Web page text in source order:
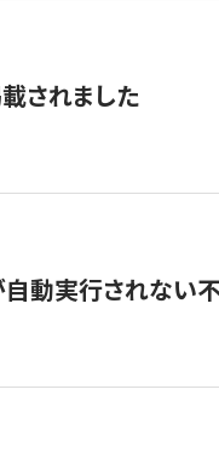
されました
動実行されない